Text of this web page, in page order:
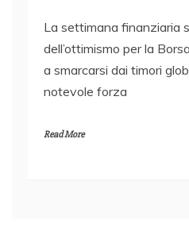
La settimana finanziaria
dell’ottimismo per la
a smarcarsi dai timori
notevole forza
Read More